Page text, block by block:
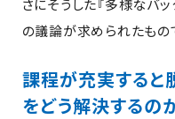
さにそうした『多様なバ
の議論が求められたもの
課程が充実すると
をどう解決するの